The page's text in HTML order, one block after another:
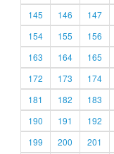
145
146 147
154
155 156
163
164 165
172
173 174
181
182 183
190
191 192
199
200 201